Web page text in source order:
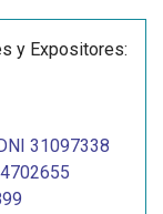
y Expositores:
31097338